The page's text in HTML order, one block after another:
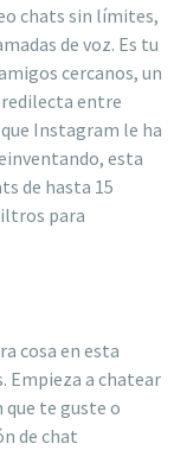
chats sin límites,
de voz. Es tu
cercanos, un
entre
Instagram le ha
esta
de hasta 15
para
cosa en esta
Empieza a chatear
que te guste o
de chat